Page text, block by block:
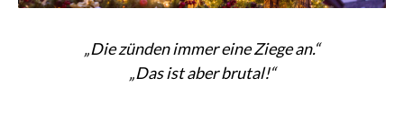
„Die zünden immer eine Ziege an.“
„Das ist aber brutal!“